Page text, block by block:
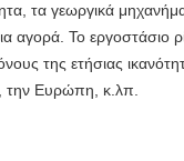
τα γεωργικά
αγορά. Το
της ετήσιας
την Ευρώπη, κ.λπ.